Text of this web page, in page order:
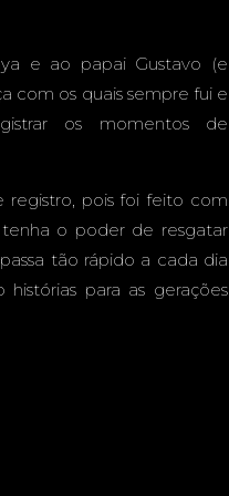
e ao papai Gustavo (e
com os quais sempre fui e
os momentos de
registro, pois foi feito com
o poder de resgatar
tão rápido a cada dia
para as gerações